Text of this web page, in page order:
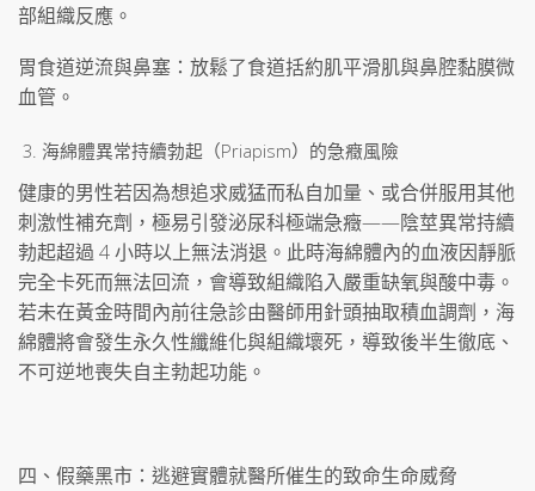
部組織反應。
胃食道逆流與鼻塞：放鬆了食道括約肌平滑肌與鼻腔黏膜微
血管。
海綿體異常持續勃起（Priapism）的急癥風險
健康的男性若因為想追求威猛而私自加量、或合併服用其他
刺激性補充劑，極易引發泌尿科極端急癥——陰莖異常持續
勃起超過 4 小時以上無法消退。此時海綿體內的血液因靜脈
完全卡死而無法回流，會導致組織陷入嚴重缺氧與酸中毒。
若未在黃金時間內前往急診由醫師用針頭抽取積血調劑，海
綿體將會發生永久性纖維化與組織壞死，導致後半生徹底、
不可逆地喪失自主勃起功能。
四、假藥黑市：逃避實體就醫所催生的致命生命威脅